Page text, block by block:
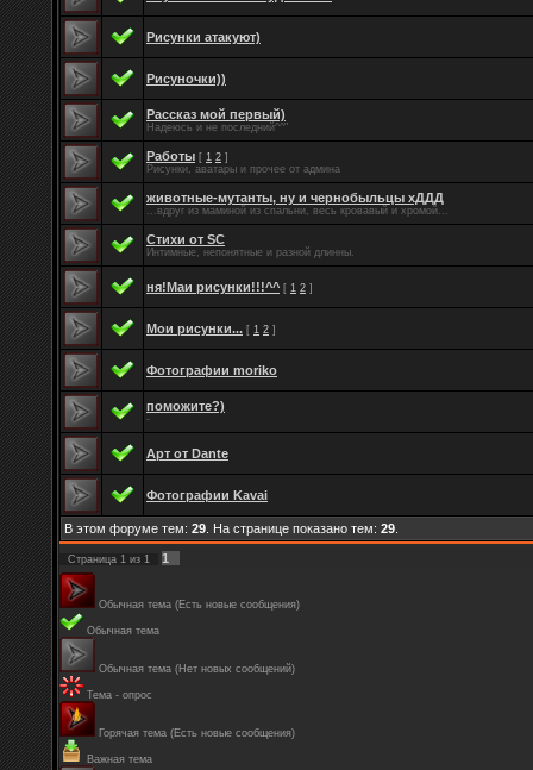
Рисунки атакуют)
Рисуночки))
Рассказ мой первый)
Надеюсь и не последний^^"
Работы [ 1 2 ]
Рисунки, аватары и прочее от админа
животные-мутанты, ну и чернобыльцы хДДД
...вдруг из маминой из спальни, весь кровавый и хромой...
Стихи от SC
Интимные, непонятные и разной длинны.
ня!Маи рисунки!!!^^ [ 1 2 ]
Мои рисунки... [ 1 2 ]
Фотографии moriko
поможите?)
-
Арт от Dante
Фотографии Kavai
В этом форуме тем: 29 . На странице показано тем: 29
Страница 1 из 1 1
Обычная тема (Есть новые сообщения)
Обычная тема
Обычная тема (Нет новых сообщений)
Тема - опрос
Горячая тема (Есть новые сообщения)
Важная тема